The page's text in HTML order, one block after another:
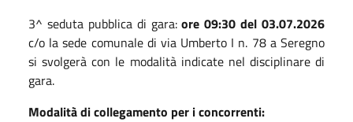
3^ seduta pubblica di gara:ore 09:30 del 03.07.2026
c/o la sede comunale di via Umberto I n. 78 a Seregno
si svolgerà con le modalità indicate nel disciplinare di
gara.
Modalità di collegamento per i concorrenti: